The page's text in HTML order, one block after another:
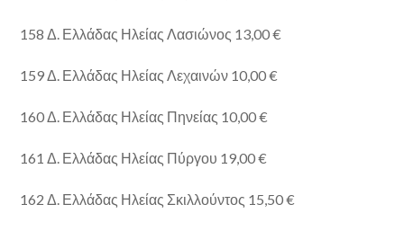
158 Δ. Ελλάδας Ηλείας Λασιώνος 13,00 €
159 Δ. Ελλάδας Ηλείας Λεχαινών 10,00 €
160 Δ. Ελλάδας Ηλείας Πηνείας 10,00 €
161 Δ. Ελλάδας Ηλείας Πύργου 19,00 €
162 Δ. Ελλάδας Ηλείας Σκιλλούντος 15,50 €